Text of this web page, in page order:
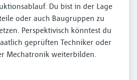
Du bist in der Lage
oder auch Baugruppen zu
Perspektivisch könntest du
geprüften Techniker oder
Mechatronik weiterbilden.